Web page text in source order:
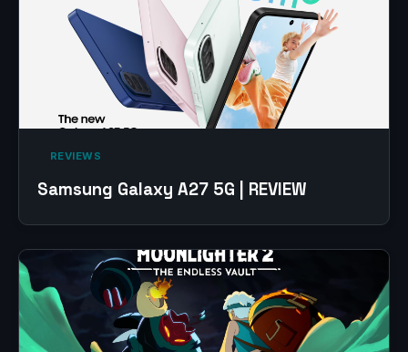
‎ REVIEWS‎
Samsung Galaxy A27 5G | REVIEW